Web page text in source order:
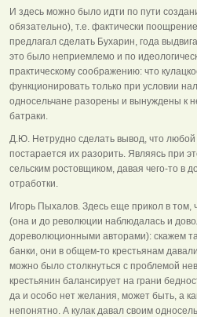
И здесь можно было идти по пути
обязательно), т.е. фактически
предлагал сделать Бухарин, года
это было неприемлемо и по
практическому соображению: что
функционировать только при условии
односельчане разорены и вынуждены к
батраки.
Д.Ю. Нетрудно сделать вывод, что
постарается их разорить. Являясь при
сельским ростовщиком, давая чего-то в
отработки.
Игорь Пыхалов. Здесь еще прикол в том,
(она и до революции наблюдалась и
дореволюционными авторами): скажем
банки, они в общем-то крестьянам
можно было столкнуться с проблемой
крестьянин балансирует на грани
да и особо нет желания, может быть, а
непонятно. А кулак давал своим